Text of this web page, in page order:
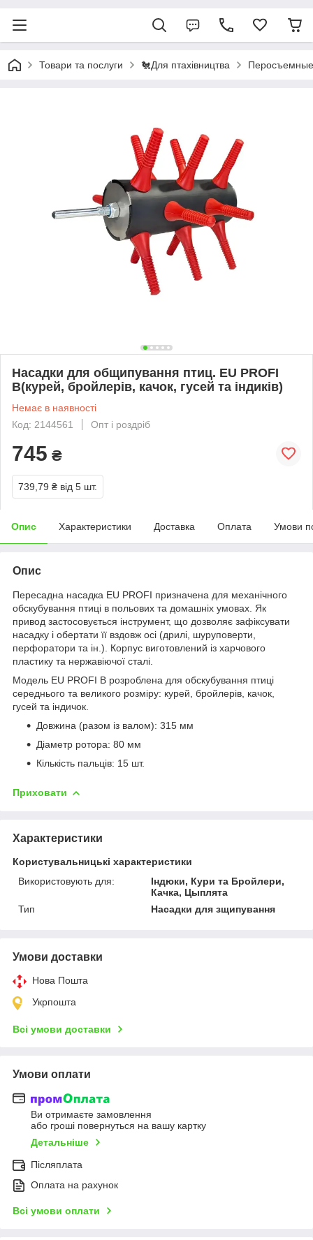
Товари та послуги 🐔Для птахівництва
Насадки для общипування птиц. EU PROFI
B(курей, бройлерів, качок, гусей та індиків)
Немає в наявності
Код: 2144561
Опт і роздріб
745 ₴
739,79 ₴ від 5 шт.
Опис Характеристики Доставка Оплата Умови
Опис
Пересадна насадка EU PROFI призначена для механічного
обскубування птиці в польових та домашніх умовах. Як
привод застосовується інструмент, що дозволяє зафіксувати
насадку і обертати її вздовж осі (дрилі, шуруповерти,
перфоратори та ін.). Корпус виготовлений із харчового
пластику та нержавіючої сталі.
Модель EU PROFI B розроблена для обскубування птиці
середнього та великого розміру: курей, бройлерів, качок,
гусей та індичок.
Довжина (разом із валом): 315 мм
Діаметр ротора: 80 мм
Кількість пальців: 15 шт.
Приховати
Характеристики
Користувальницькі характеристики
Використовують для:
Індюки, Кури та Бройлери,
Качка, Цыплята
Тип
Насадки для зщипування
Умови доставки
Нова Пошта
Укрпошта
Всі умови доставки
Умови оплати
Ви отримаєте замовлення
або гроші повернуться на вашу картку
Детальніше
Післяплата
Оплата на рахунок
Всі умови оплати